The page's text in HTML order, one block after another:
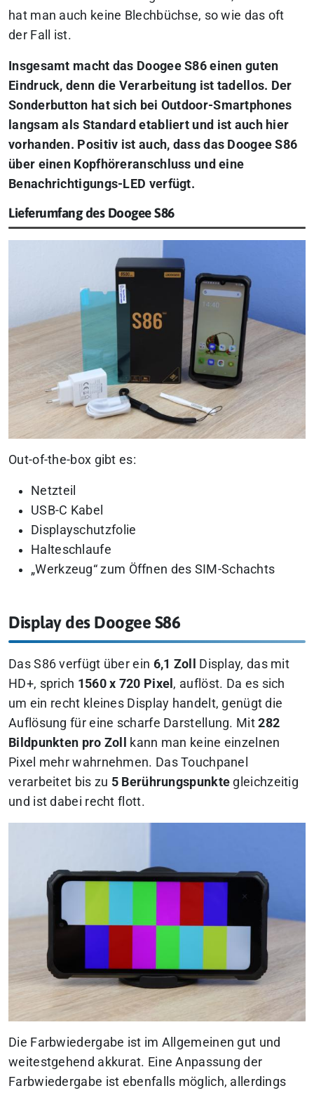
hat man auch keine Blechbüchse, so wie das oft
der Fall ist.
Insgesamt macht das Doogee S86 einen guten
Eindruck, denn die Verarbeitung ist tadellos. Der
Sonderbutton hat sich bei Outdoor-Smartphones
langsam als Standard etabliert und ist auch hier
vorhanden. Positiv ist auch, dass das Doogee S86
über einen Kopfhöreranschluss und eine
Benachrichtigungs-LED verfügt.
Lieferumfang des Doogee S86
Out-of-the-box gibt es:
Netzteil
USB-C Kabel
Displayschutzfolie
Halteschlaufe
„Werkzeug“ zum Öffnen des SIM-Schachts
Display des Doogee S86
Das S86 verfügt über ein 6,1 Zoll
Display, das mit
HD+, sprich 1560 x 720 Pixel , auflöst. Da es sich
um ein recht kleines Display handelt, genügt die
Auflösung für eine scharfe Darstellung. Mit282
Bildpunkten pro Zoll
kann man keine einzelnen
Pixel mehr wahrnehmen. Das Touchpanel
verarbeitet bis zu 5 Berührungspunkte gleichzeitig
und ist dabei recht flott.
Die Farbwiedergabe ist im Allgemeinen gut und
weitestgehend akkurat. Eine Anpassung der
Farbwiedergabe ist ebenfalls möglich, allerdings